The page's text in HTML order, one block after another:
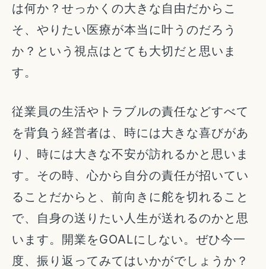
は何か？せっかくの大きな自由だからこ
そ、やりたい医療が本当に叶うのだろう
か？という視点はとても大切だと思いま
す。
従業員の生活やトラブルの責任などすべて
を背負う経営者は、時には大きな喜びがあ
り、時には大きな不安が訪れるかと思いま
す。その時、心から自分の責任が招いてい
ることだからと、前向きに舵を切れること
で、自身の送りたい人生が送れるのかと思
います。開業をGOALにしない。ぜひ今一
度、振り返ってみてはいかがでしょうか？